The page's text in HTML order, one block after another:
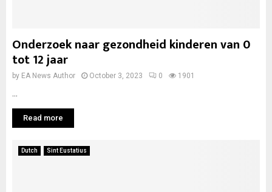
Onderzoek naar gezondheid kinderen van 0
tot 12 jaar
by EA News Author October 3, 2023 0 1901
Read more
Dutch Sint Eustatius